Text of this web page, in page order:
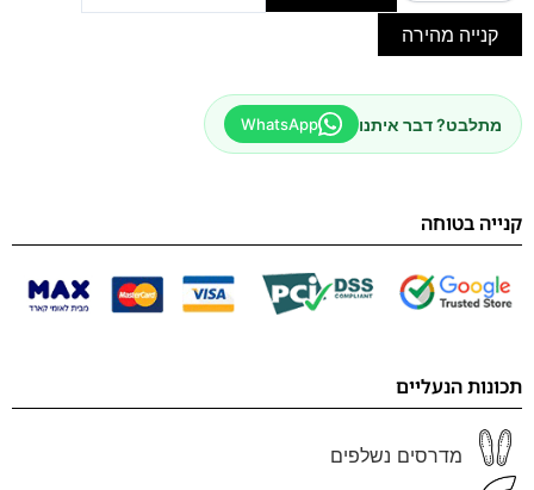
קנייה מהירה
מתלבט? דבר איתנו WhatsApp
קנייה בטוחה
תכונות הנעליים
מדרסים נשלפים